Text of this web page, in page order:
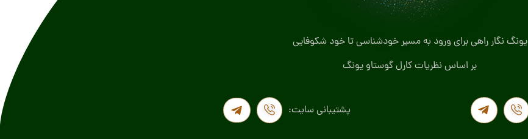
یونگ نگار راهی برای ورود به مسیر خودشناسی تا خود شکوفایی
بر اساس نظریات کارل گوستاو یونگ
پشتیبانی سایت: